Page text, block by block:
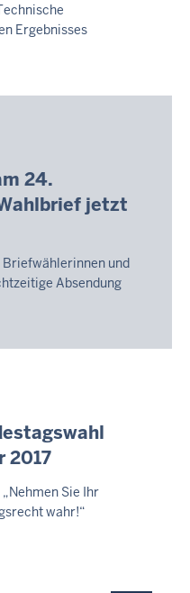
Ergebnisses
24.
jetzt
und
Absendung
2017
Sie Ihr
wahr!“